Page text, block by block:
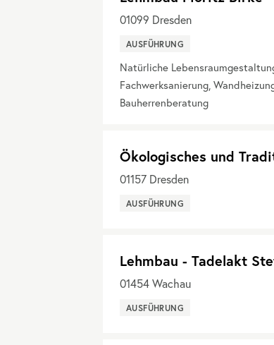
01099 Dresden
AUSFÜHRUNG
Natürliche
Fachwerksanierung,
Bauherrenberatung
Ökologisches und
01157 Dresden
AUSFÜHRUNG
Lehmbau - Tadelakt
01454Wachau
AUSFÜHRUNG